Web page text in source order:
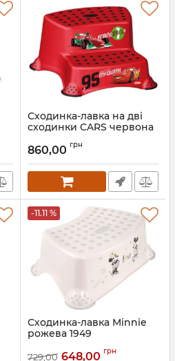
Сходинка-лавка на дві
сходинки CARS червона
Артикул: 1549
860,00 грн
-11.11 %
Сходинка-лавка Minnie
рожева 1949
729,00 648,00 грн